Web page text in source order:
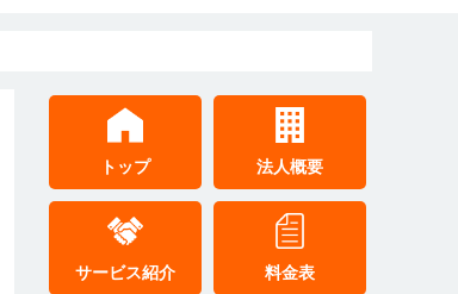
トップ 法人概要
サービス紹介 料金表